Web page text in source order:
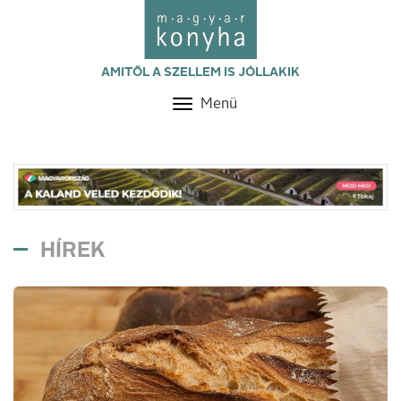
AMITŐL A SZELLEM IS JÓLLAKIK
Toggle
Menü
HÍREK